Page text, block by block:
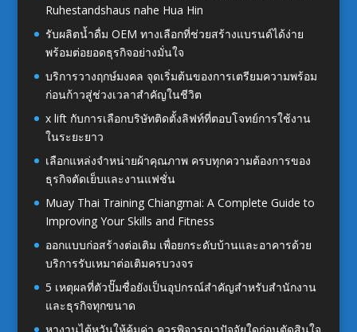
Ruhestandshaus nahe Hua Hin
รับผลิตน้ำดื่ม OEM ทางเลือกที่ช่วยสร้างแบรนด์ได้ง่าย
พร้อมต่อยอดธุรกิจอย่างมั่นใจ
บริการวางฤกษ์มงคล จุดเริ่มต้นของการเตรียมความพร้อม
ก่อนก้าวสู่ช่วงเวลาสำคัญในชีวิต
x lift กับการเลือกบริษัทติดตั้งลิฟท์ที่ตอบโจทย์การใช้งาน
ในระยะยาว
เลือกแหล่งจำหน่ายผ้าคุณภาพ ครบทุกความต้องการของ
ธุรกิจตัดเย็บและงานแฟชั่น
Muay Thai Training Chiangmai: A Complete Guide to
Improving Your Skills and Fitness
ออกแบบก่อสร้างต่อเติม เพื่อยกระดับบ้านและอาคารด้วย
บริการรับเหมาต่อเติมครบวงจร
5 เหตุผลที่ตัวปั๊มชื่อยังเป็นอุปกรณ์สำคัญสำหรับสำนักงาน
และธุรกิจทุกขนาด